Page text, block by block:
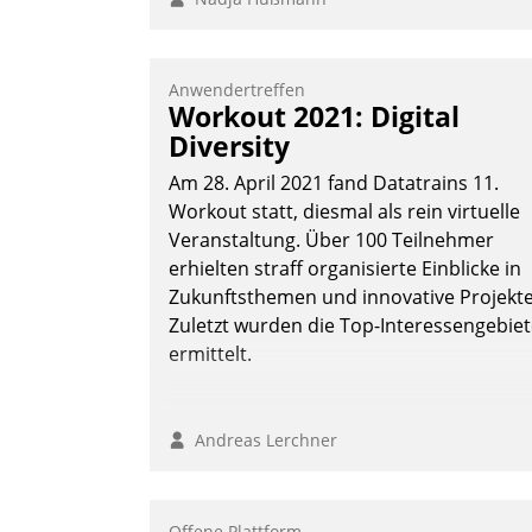
Anwendertreffen
Workout 2021: Digital
Diversity
Am 28. April 2021 fand Datatrains 11.
Workout statt, diesmal als rein virtuelle
Veranstaltung. Über 100 Teilnehmer
erhielten straff organisierte Einblicke in
Zukunftsthemen und innovative
Zuletzt wurden die Top-
ermittelt.
Andreas Lerchner